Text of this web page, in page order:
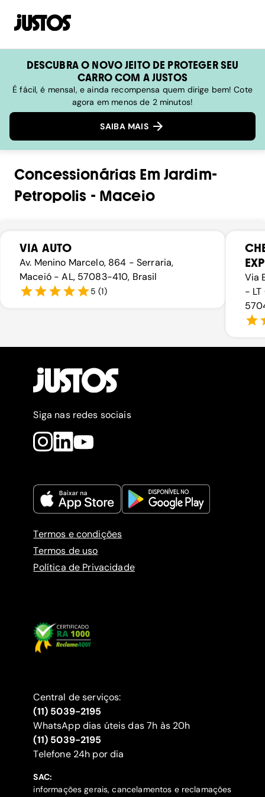
DESCUBRA O NOVO JEITO DE PROTEGER SEU
CARRO COM A JUSTOS
É fácil, é mensal, e ainda recompensa quem dirige bem! Cote
agora em menos de 2 minutos!
SAIBA MAIS
Concessionárias Em Jardim-
Petropolis - Maceio
VIA AUTO
Av. Menino Marcelo, 864 - Serraria,
Maceió - AL, 57083-410, Brasil
5 (1)
Via
-
Siga nas redes sociais
Termos e condições
Termos de uso
Política de Privacidade
Central de serviços:
(11) 5039-2195
WhatsApp dias úteis das 7h às 20h
(11) 5039-2195
‍Telefone 24h por dia
SAC:
informações gerais, cancelamentos e reclamações